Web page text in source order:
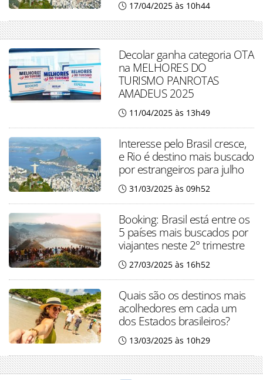
17/04/2025 às 10h44
Decolar ganha categoria OTA
na MELHORES DO
TURISMO PANROTAS
AMADEUS 2025
11/04/2025 às 13h49
Interesse pelo Brasil cresce,
e Rio é destino mais buscado
por estrangeiros para julho
31/03/2025 às 09h52
Booking: Brasil está entre os
5 países mais buscados por
viajantes neste 2° trimestre
27/03/2025 às 16h52
Quais são os destinos mais
acolhedores em cada um
dos Estados brasileiros?
13/03/2025 às 10h29